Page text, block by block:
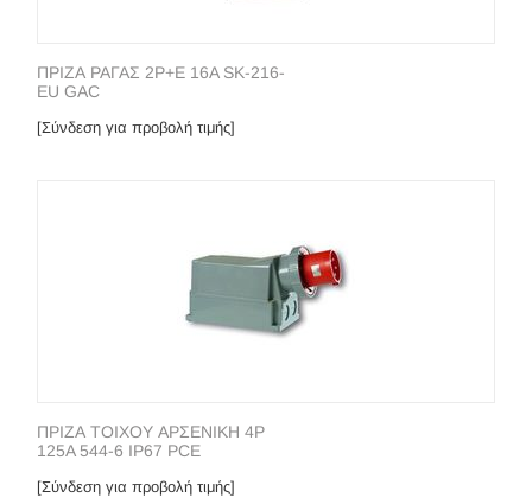
ΠΡΙΖΑ ΡΑΓΑΣ 2P+E 16A SK-216-
EU GAC
[Σύνδεση για προβολή τιμής]
ΠΡΙΖΑ ΤΟΙΧΟΥ ΑΡΣΕΝΙΚΗ 4P
125A 544-6 IP67 PCE
[Σύνδεση για προβολή τιμής]